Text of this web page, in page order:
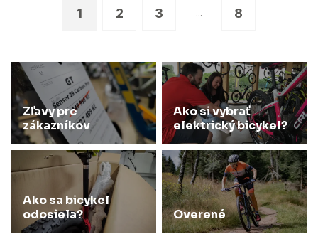
1 2 3 ... 8
Zľavy pre
zákazníkov
Ako si vybrať
elektrický bicykel?
Ako sa bicykel
odosiela?
Overené